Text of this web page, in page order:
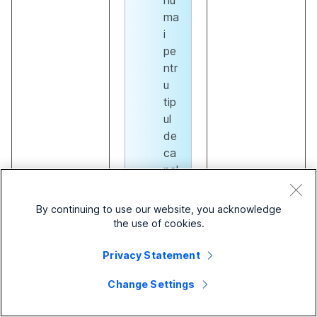
ma
i
pe
ntr
u
tip
ul
de
ca
nal
tel
ef
e.
By continuing to use our website, you acknowledge
the use of cookies.
Privacy Statement
Change Settings